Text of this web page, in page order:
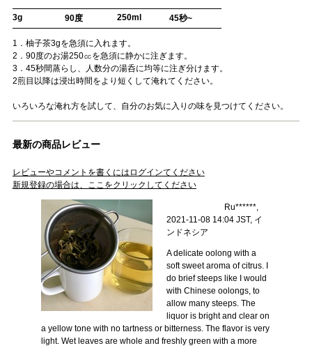
3g 90度 250ml 45秒~
1．柚子茶3gを急須に入れます。
2．90度のお湯250㏄を急須に静かに注ぎます。
3．45秒間蒸らし、人数分の湯呑に均等に注ぎ分けます。
2煎目以降は浸出時間をより短くして淹れてください。
いろいろな淹れ方を試して、自分のお気に入りの味を見つけてください。
最新の商品レビュー
レビューやコメントを書くにはログインてください
新規登録の場合は、ここをクリックしてください
Ru******,
2021-11-08 14:04 JST, イ
ンドネシア
A delicate oolong with a
soft sweet aroma of citrus. I
do brief steeps like I would
with Chinese oolongs, to
allow many steeps. The
liquor is bright and clear on
a yellow tone with no tartness or bitterness. The flavor is very
light. Wet leaves are whole and freshly green with a more